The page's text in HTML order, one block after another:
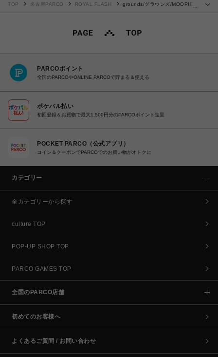
…
TOP 名古屋PARCO ROYAL FLASH
grounds/グラウンズ/MOOPIE
PARCOポイント
全国のPARCOやONLINE PARCOで貯まる＆使える
ポケパル払い
初回登録＆お買物で最大1,500円分のPARCOポイント進呈
POCKET PARCO（公式アプリ）
コイン＆クーポンでPARCOでのお買い物がオトクに
カテゴリー
全カテゴリーから探す
culture TOP
POP-UP SHOP TOP
PARCO GAMES TOP
全国のPARCO店舗
初めてのお客様へ
よくあるご質問 / お問い合わせ